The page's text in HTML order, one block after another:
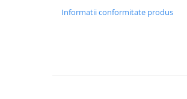
Informatii conformitate produs